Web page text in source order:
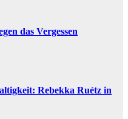
das Vergessen
Rebekka Ruétz in